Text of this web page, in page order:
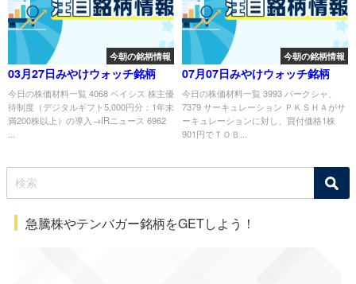
今朝の銘柄情報
03月27日みやけウォッチ銘柄
今日の株価材料一覧 4068 ベイシス 株主優
待制度（デジタルギフト5,000円分：1年未
満200株以上）の導入→IRニュース 6962
今朝の銘柄情報
07月07日みやけウォッチ銘柄
今日の株価材料一覧 3993 パークシャ、
7379 サーキュレーション ＰＫＳＨＡがサ
ーキュレーションに対し、買付価格1株
901円でＴＯＢ...
急騰株やテンバガー銘柄をGETしよう！